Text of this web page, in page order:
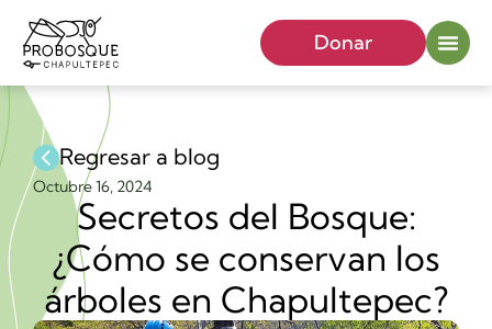
Donar
Regresar a blog
Octubre 16, 2024
Secretos del Bosque:
¿Cómo se conservan los
árboles en Chapultepec?